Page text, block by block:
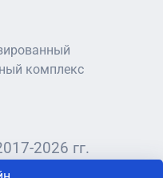
комплекс
2026 гг.